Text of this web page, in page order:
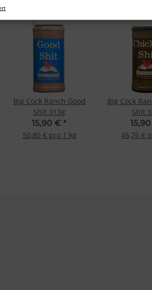
Big Cock Ranch Good
Shit 313g
15,90 € *
50,80 € pro 1 kg
Big Cock
Shit
46,76 €
von Daten aus verschiedenen Quellen